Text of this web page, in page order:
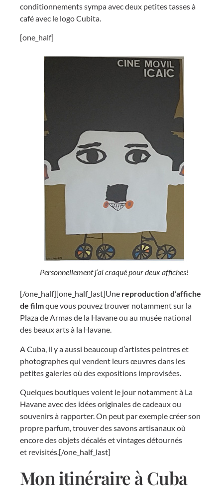
conditionnements sympa avec deux petites tasses à
café avec le logo Cubita.
[one_half]
Personnellement j’ai craqué pour deux affiches!
[/one_half][one_half_last]Une reproduction d’affiche
de filmque vous pouvez trouver notamment sur la
Plaza de Armas de la Havane ou au musée national
des beaux arts à la Havane.
A Cuba, il y a aussi beaucoup d’artistes peintres et
photographes qui vendent leurs œuvres dans les
petites galeries où des expositions improvisées.
Quelques boutiques voient le jour notamment à La
Havane avec des idées originales de cadeaux ou
souvenirs à rapporter. On peut par exemple créer son
propre parfum, trouver des savons artisanaux où
encore des objets décalés et vintages détournés
et revisités.[/one_half_last]
Mon itinéraire à Cuba